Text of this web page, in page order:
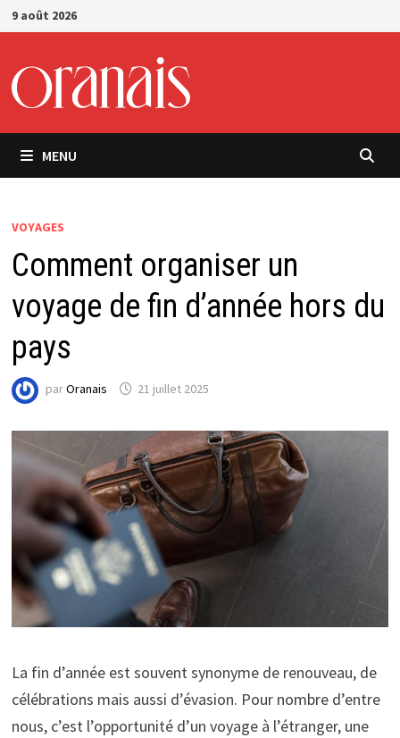
Passer
au
9 août 2026
MENU
VOYAGES
Comment organiser un
voyage de fin d’année hors du
pays
parOranais 21 juillet 2025
La fin d’année est souvent synonyme de renouveau, de
célébrations mais aussi d’évasion. Pour nombre d’entre
nous, c’est l’opportunité d’un voyage à l’étranger, une